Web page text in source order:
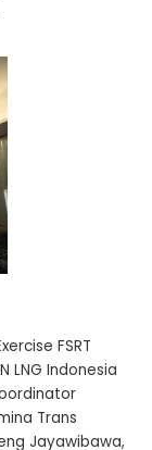
FSRT
LNG Indonesia
Trans
Jayawibawa,